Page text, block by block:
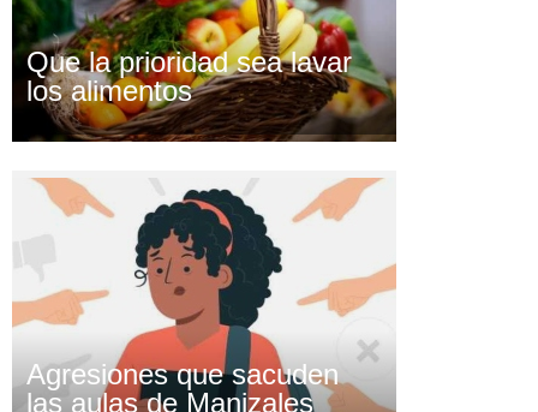
Que la prioridad sea lavar
los alimentos
Agresiones que sacuden
las aulas de Manizales